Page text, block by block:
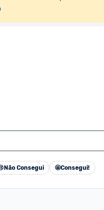
Não Consegui 🤩Consegui!